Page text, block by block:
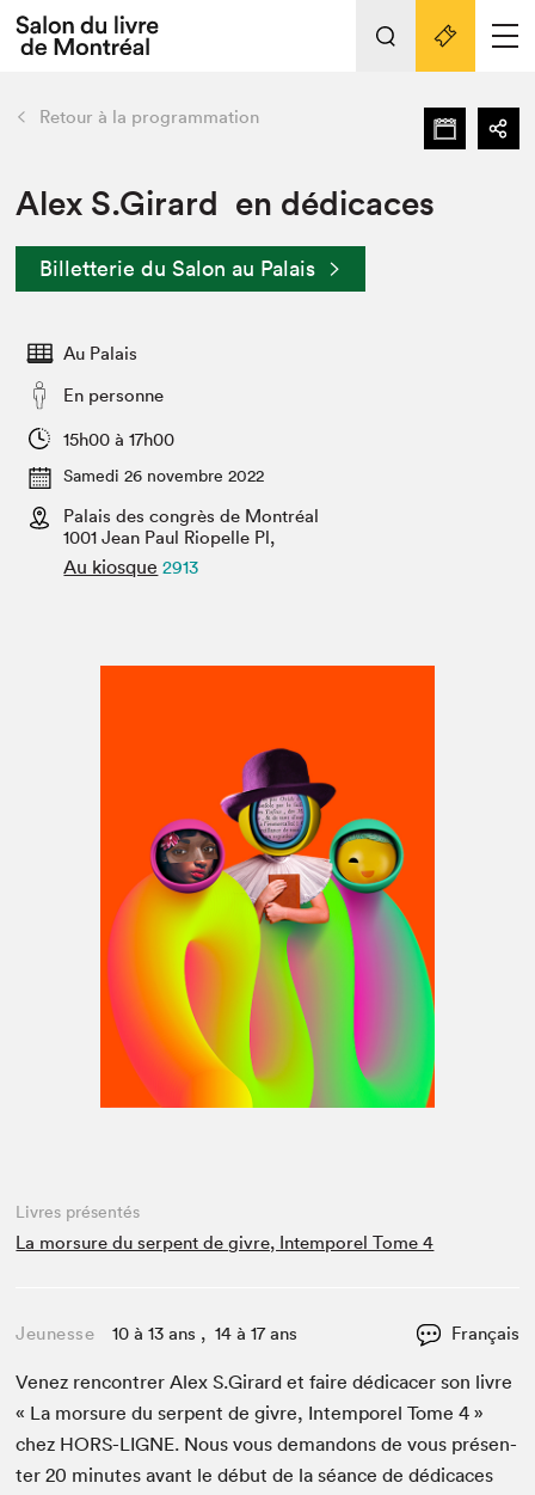
Espace exposant⋅e⋅s
Espace enseignant·e·s
Espace médias
L'événement
Préparer sa visite au Salon
Actualités
SLM PRO
retour Nos activités
Préparer sa visite
Salon dans la ville et en ligne
Projets partenaires
Liens pratiques
Retour à la programmation
Alex S.Girard en dédicaces
Billetterie du Salon au Palais
Au Palais
En personne
15h00 à 17h00
Samedi 26 novembre 2022
Palais des congrès de Montréal
1001 Jean Paul Riopelle Pl,
Au kiosque 2913
Livres présentés
La morsure du serpent de givre, Intemporel Tome 4
Jeunesse 10 à 13 ans , 14 à 17 ans Français
Venez ren­con­tr­er Alex S.Girard et faire dédi­cac­er son livre
« La mor­sure du ser­pent de givre, Intem­porel Tome4 »
chez HORS-LIGNE. Nous vous deman­dons de vous présen­
ter20 min­utes avant le début de la séance de dédi­caces